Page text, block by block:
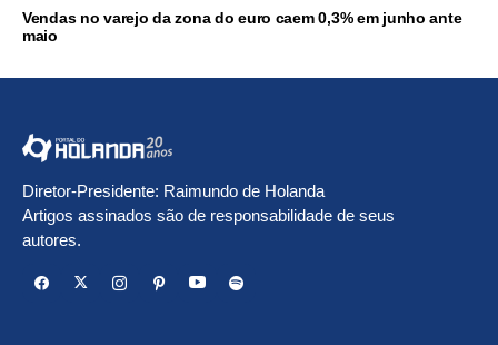
Vendas no varejo da zona do euro caem 0,3% em junho ante
maio
Diretor-Presidente: Raimundo de Holanda
Artigos assinados são de responsabilidade de seus
autores.